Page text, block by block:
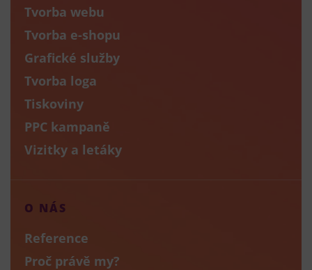
Tvorba webu
Tvorba e-shopu
Grafické služby
Tvorba loga
Tiskoviny
PPC kampaně
Vizitky a letáky
O NÁS
Reference
Proč právě my?